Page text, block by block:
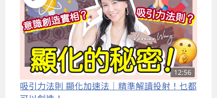
12:56
吸引力法則 顯化加速法｜精準解讀投射！乜都